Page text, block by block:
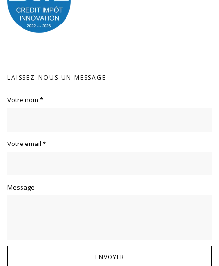
LAISSEZ-NOUS UN MESSAGE
Votre nom *
Votre email *
Message